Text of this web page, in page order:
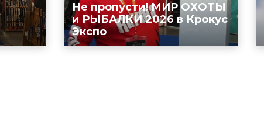
Не пропусти! МИР ОХОТЫ
и РЫБАЛКИ 2026 в Крокус
Экспо